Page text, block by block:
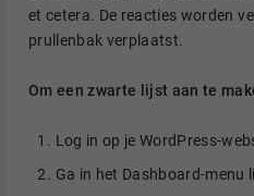
et cetera. De reacties worden
prullenbak verplaatst.
Om een zwarte lijst aan te
Log in op je WordPress-
Ga in het Dashboard-menu